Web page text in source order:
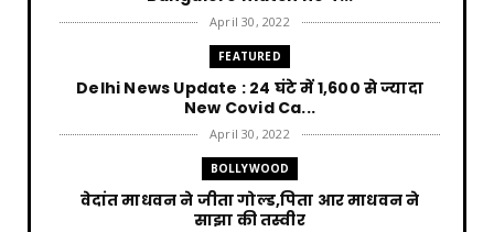
April 30, 2022
FEATURED
Delhi News Update : 24 घंटे में 1,600 से ज्यादा
New Covid Ca...
April 30, 2022
BOLLYWOOD
वेदांत माधवन ने जीता गोल्ड,पिता आर माधवन ने
साझा की तस्वीर